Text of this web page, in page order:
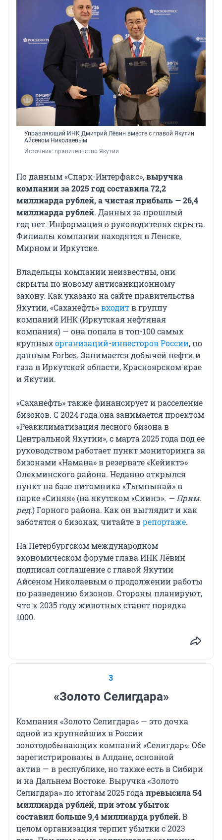
Управляющий ИНК Дмитрий Лёвин вместе с главой Якутии
Айсеном Николаевым
Источник: правительство Якутии
По данным «Спарк-Интерфакс»,выручка
компании за 2025 год составила 72,2
миллиарда рублей, а чистая прибыль — 26,4
миллиарда рублей. Данных за прошлый
год нет. Информация о руководителях скрыта.
Филиалы компании находятся в Ленске,
Мирном и Иркутске.
Владельцы компании неизвестны, они
скрыты по новому антисанкционному
закону. Как указано на сайте правительства
Якутии, «Саханефть»входитв группу
компаний ИНК (Иркутская нефтяная
компания) — она попала в топ-100 самых
крупныхорганизаций-инвесторов России, по
данным Forbes. Занимается добычей нефти и
газа в Иркутской области, Красноярском крае
и Якутии.
«Саханефть» также финансирует и расселение
бизонов. С 2024 года она занимается проектом
«Реакклиматизация лесного бизона в
Центральной Якутии», с марта 2025 года под ее
руководством работает пункт мониторинга за
бизонами «Намана» в резервате «Кейиктэ»
Олекминского района. Недавно открылся
пункт на базе питомника «Тымпынай» в
парке «Синяя» (на якутском «Сиинэ». — Прим.
ред.) Горного района. Как он выглядит и как
заботятся о бизонах, читайте врепортаже.
На Петербургском международном
экономическом форуме глава ИНК Лёвин
подписал соглашение с главой Якутии
Айсеном Николаевым о продолжении работы
по разведению бизонов. Стороны планируют,
что к 2035 году животных станет порядка
1000.
3
«Золото Селигдара»
Компания «Золото Селигдара» — это дочка
одной из крупнейших в России
золотодобывающих компаний «Селигдар». Обе
зарегистрированы в Алдане, основной
актив — в республике, но также есть в Сибири
и на Дальнем Востоке. Выручка «Золото
Селигдара» по итогам 2025 года превысила 54
миллиарда рублей, при этом убыток
составил больше 9,4 миллиарда рублей.В
целом организация терпит убытки с 2023